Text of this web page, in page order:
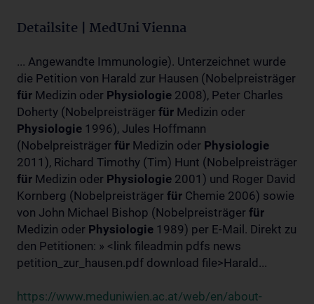
Detailsite | MedUni Vienna
... Angewandte Immunologie). Unterzeichnet wurde
die Petition von Harald zur Hausen (Nobelpreisträger
für Medizin oder Physiologie 2008), Peter Charles
Doherty (Nobelpreisträger für Medizin oder
Physiologie 1996), Jules Hoffmann
(Nobelpreisträger für Medizin oder Physiologie
2011), Richard Timothy (Tim) Hunt (Nobelpreisträger
für Medizin oder Physiologie 2001) und Roger David
Kornberg (Nobelpreisträger für Chemie 2006) sowie
von John Michael Bishop (Nobelpreisträger für
Medizin oder Physiologie 1989) per E-Mail. Direkt zu
den Petitionen: » <link fileadmin pdfs news
petition_zur_hausen.pdf download file>Harald...
https://www.meduniwien.ac.at/web/en/about-